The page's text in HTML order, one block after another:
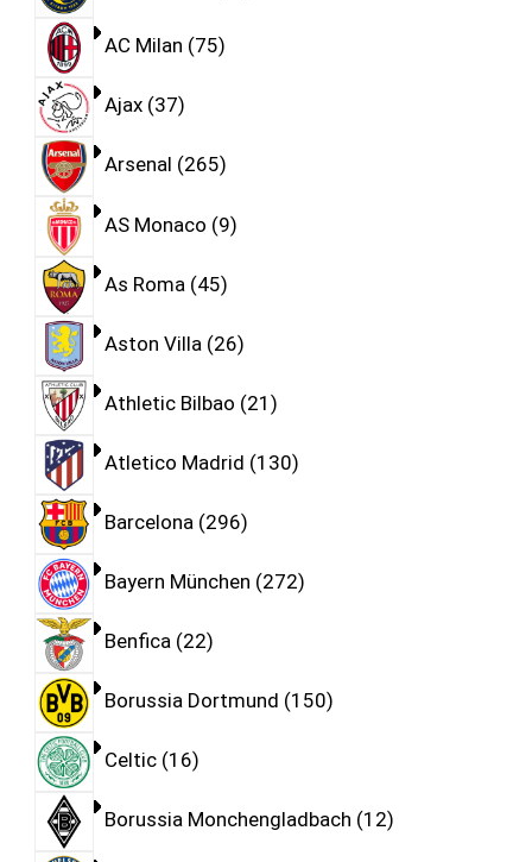
AC Milan 75
Ajax 37
Arsenal 265
AS Monaco 9
As Roma 45
Aston Villa 26
Athletic Bilbao 21
Atletico Madrid 130
Barcelona 296
Bayern München 272
Benfica 22
Borussia Dortmund 150
Celtic 16
Borussia Monchengladbach 12